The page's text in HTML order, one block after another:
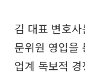
김 대표 변호
문위원 영입을
업계 독보적